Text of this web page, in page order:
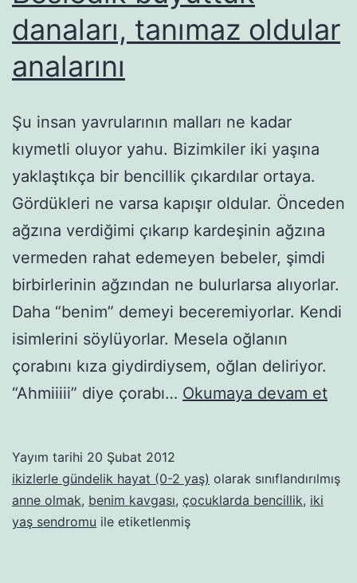
danaları, tanımaz oldular
analarını
Şu insan yavrularının malları ne kadar
kıymetli oluyor yahu. Bizimkiler iki yaşına
yaklaştıkça bir bencillik çıkardılar ortaya.
Gördükleri ne varsa kapışır oldular. Önceden
ağzına verdiğimi çıkarıp kardeşinin ağzına
vermeden rahat edemeyen bebeler, şimdi
birbirlerinin ağzından ne bulurlarsa alıyorlar.
Daha “benim” demeyi beceremiyorlar. Kendi
isimlerini söylüyorlar. Mesela oğlanın
çorabını kıza giydirdiysem, oğlan deliriyor.
“Ahmiiiii” diye çorabı… Okumaya devam et
Yayım tarihi 20 Şubat 2012
ikizlerle gündelik hayat (0-2 yaş) olarak sınıflandırılmış
anne olmak, benim kavgası, çocuklarda bencillik, iki
yaş sendromu ile etiketlenmiş